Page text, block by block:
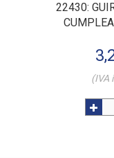
22430:
(IVA